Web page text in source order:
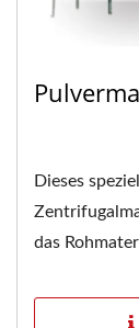
Dieses
das
Pulver wird